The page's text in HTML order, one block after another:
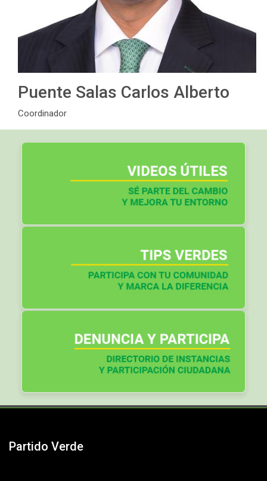
Puente Salas Carlos Alberto
Coordinador
Partido Verde